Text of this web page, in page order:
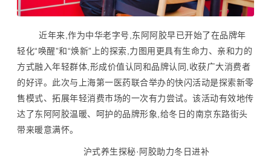
近年来,作为中华老字号,东阿阿胶早已开始了在品牌年
轻化“唤醒”和“焕新”上的探索,力图用更具有生命力、亲和力的
方式融入年轻群体,形成价值认同和品牌认同,收获广大消费者
的好评。此次与上海第一医药联合举办的快闪活动是探索新零
售模式、拓展年轻消费市场的一次有力尝试。该活动有效地传
达了东阿阿胶温暖、呵护的品牌形象,给冬日的南京东路街头
带来暖意满怀。
沪式养生探秘·阿胶助力冬日进补